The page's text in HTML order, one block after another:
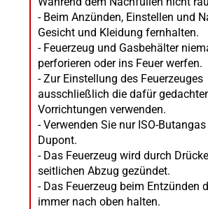
- Beim Anzünden, Einstellen und
Gesicht und Kleidung fernhalten.
- Feuerzeug und Gasbehälter
perforieren oder ins Feuer werfen.
- Zur Einstellung des Feuerzeuges
ausschließlich die dafür
Vorrichtungen verwenden.
- Verwenden Sie nur ISO-Butangas
Dupont.
- Das Feuerzeug wird durch
seitlichen Abzug gezündet.
- Das Feuerzeug beim Entzünden
immer nach oben halten.